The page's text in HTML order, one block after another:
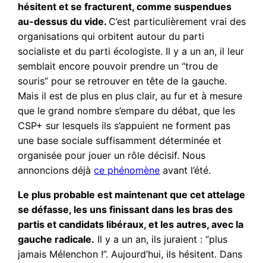
hésitent et se fracturent, comme suspendues
au-dessus du vide. C’est particulièrement vrai des
organisations qui orbitent autour du parti
socialiste et du parti écologiste. Il y a un an, il leur
semblait encore pouvoir prendre un “trou de
souris” pour se retrouver en tête de la gauche.
Mais il est de plus en plus clair, au fur et à mesure
que le grand nombre s’empare du débat, que les
CSP+ sur lesquels ils s’appuient ne forment pas
une base sociale suffisamment déterminée et
organisée pour jouer un rôle décisif. Nous
annoncions déjàce phénomène avant l’été.
Le plus probable est maintenant que cet attelage
se défasse, les uns finissant dans les bras des
partis et candidats libéraux, et les autres, avec la
gauche radicale. Il y a un an, ils juraient : “plus
jamais Mélenchon !”. Aujourd’hui, ils hésitent. Dans